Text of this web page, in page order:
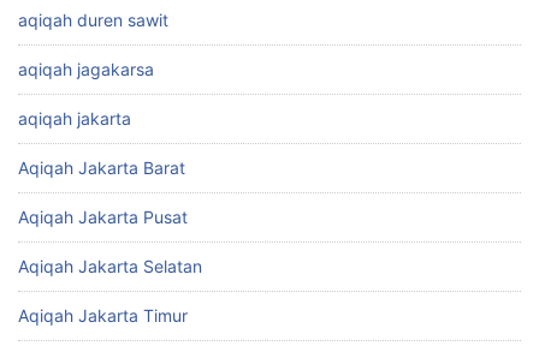
aqiqah duren sawit
aqiqah jagakarsa
aqiqah jakarta
Aqiqah Jakarta Barat
Aqiqah Jakarta Pusat
Aqiqah Jakarta Selatan
Aqiqah Jakarta Timur